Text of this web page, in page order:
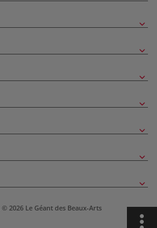
© 2026 Le Géant des Beaux-Arts